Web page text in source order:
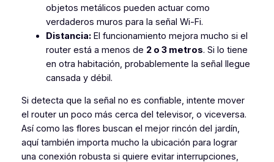
objetos metálicos pueden actuar como
verdaderos muros para la señal Wi-Fi.
Distancia:El funcionamiento mejora mucho si el
router está a menos de 2 o 3 metros. Si lo tiene
en otra habitación, probablemente la señal llegue
cansada y débil.
Si detecta que la señal no es confiable, intente mover
el router un poco más cerca del televisor, o viceversa.
Así como las flores buscan el mejor rincón del jardín,
aquí también importa mucho la ubicación para lograr
una conexión robusta si quiere evitar interrupciones,